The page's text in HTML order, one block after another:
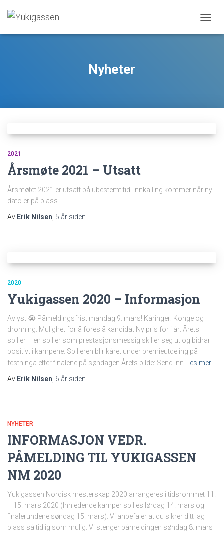
Nyheter
2021
Årsmøte 2021 – Utsatt
Årsmøtet 2021 er utsatt på ubestemt tid. Innkalling kommer når ny
dato er på plass.
Av Erik Nilsen 5 år siden
2020
Yukigassen 2020 – Informasjon
Avlyst 😭 Påmeldingsfrist mandag 9. mars! Kåringer: Konge og
dronning: Mulighet for å foreslå kandidat Ny pris for i år: Årets
spiller – en spiller som prestasjonsmessig skiller seg ut og bidrar
positivt i kampene. Spilleren blir kåret under premieutdeling på
festninga etter finalene på søndagen Årets bilde: Send inn
Les mer…
Av Erik Nilsen 6 år siden
NYHETER
INFORMASJON VEDR.
PÅMELDING TIL YUKIGASSEN
NM 2020
Yukigassen Nordisk mesterskap 2020 arrangeres i tidsrommet 11.
– 15. mars 2020 (Innledende kamper spilles lørdag 14. mars og
finalerundene søndag 15. mars). Vi anbefaler at du sikrer ditt lag
plass så tidlig som mulig. Vi stenger påmeldingen søndag 8. mars